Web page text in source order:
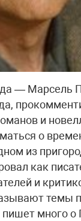
— Марсель
и
о
из
как
и
темы
много